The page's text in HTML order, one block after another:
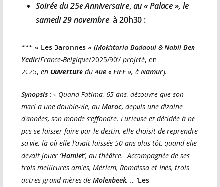
Soirée du 25e Anniversaire,au « Palace », le
samedi 29 novembre, à 20h30 :
*** « Les Baronnes » (Mokhtaria Badaoui& Nabil Ben
Yadir/France-Belgique/2025/90’/ projeté, en
2025, en Ouverturedu 40e « FIFF », à Namur).
Synopsis: « Quand Fatima, 65 ans, découvre que son
mari a une double-vie, au Maroc, depuis une dizaine
d’années, son monde s’effondre. Furieuse et décidée à ne
pas se laisser faire par le destin, elle choisit de reprendre
sa vie, là où elle l’avait laissée 50 ans plus tôt, quand elle
devait jouer ‘Hamlet’, au théâtre. Accompagnée de ses
trois meilleures amies, Mériem, Romaissa et Inès, trois
autres grand-mères deMolenbeek, ... ‘Les